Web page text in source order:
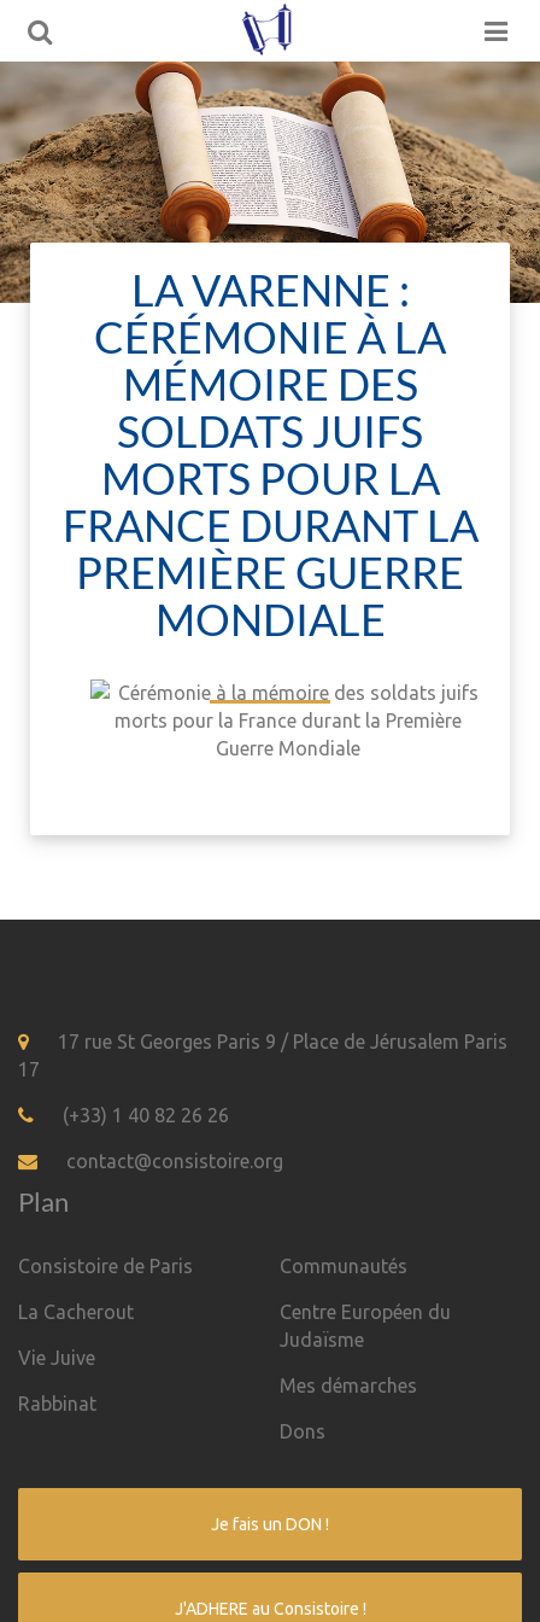
LA VARENNE :
CÉRÉMONIE À LA
MÉMOIRE DES
SOLDATS JUIFS
MORTS POUR LA
FRANCE DURANT LA
PREMIÈRE GUERRE
MONDIALE
17 rue St Georges Paris 9 / Place de Jérusalem Paris
17
(+33) 1 40 82 26 26
contact@consistoire.org
Plan
Consistoire de Paris
La Cacherout
Vie Juive
Rabbinat
Communautés
Centre Européen du
Judaïsme
Mes démarches
Dons
Je fais un DON !
J'ADHERE au Consistoire !